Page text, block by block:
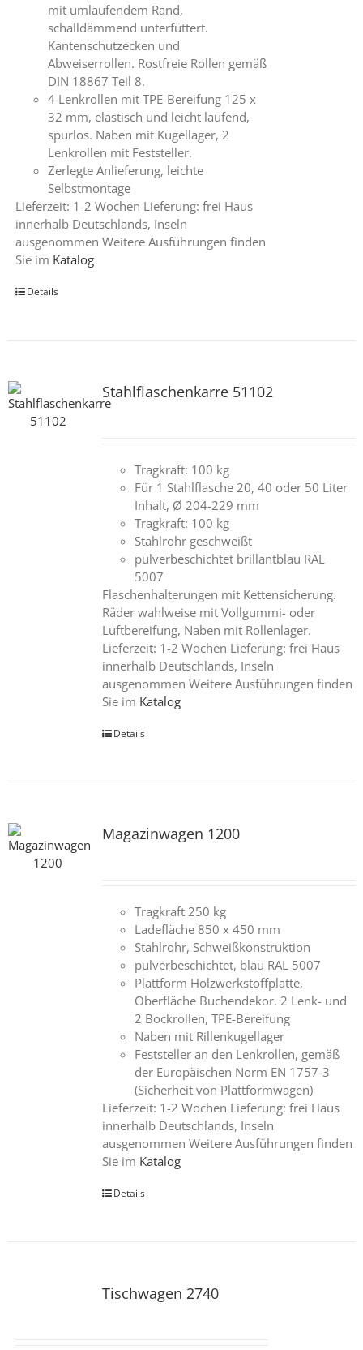
mit umlaufendem Rand,
schalldämmend unterfüttert.
Kantenschutzecken und
Abweiserrollen. Rostfreie Rollen gemäß
DIN 18867 Teil 8.
4 Lenkrollen mit TPE-Bereifung 125 x
32 mm, elastisch und leicht laufend,
spurlos. Naben mit Kugellager, 2
Lenkrollen mit Feststeller.
Zerlegte Anlieferung, leichte
Selbstmontage
Lieferzeit: 1-2 Wochen Lieferung: frei Haus
innerhalb Deutschlands, Inseln
ausgenommen Weitere Ausführungen finden
Sie im Katalog
Details
Stahlflaschenkarre 51102
Tragkraft: 100 kg
Für 1 Stahlflasche 20, 40 oder 50 Liter
Inhalt, Ø 204-229 mm
Tragkraft: 100 kg
Stahlrohr geschweißt
pulverbeschichtet brillantblau RAL
5007
Flaschenhalterungen mit Kettensicherung.
Räder wahlweise mit Vollgummi- oder
Luftbereifung, Naben mit Rollenlager.
Lieferzeit: 1-2 Wochen Lieferung: frei Haus
innerhalb Deutschlands, Inseln
ausgenommen Weitere Ausführungen finden
Sie im Katalog
Details
Magazinwagen 1200
Tragkraft 250 kg
Ladefläche 850 x 450 mm
Stahlrohr, Schweißkonstruktion
pulverbeschichtet, blau RAL 5007
Plattform Holzwerkstoffplatte,
Oberfläche Buchendekor. 2 Lenk- und
2 Bockrollen, TPE-Bereifung
Naben mit Rillenkugellager
Feststeller an den Lenkrollen, gemäß
der Europäischen Norm EN 1757-3
(Sicherheit von Plattformwagen)
Lieferzeit: 1-2 Wochen Lieferung: frei Haus
innerhalb Deutschlands, Inseln
ausgenommen Weitere Ausführungen finden
Sie im Katalog
Details
Tischwagen 2740